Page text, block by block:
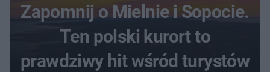
Zapomnij o Mielnie i Sopocie.
Ten polski kurort to
prawdziwy hit wśród turystów